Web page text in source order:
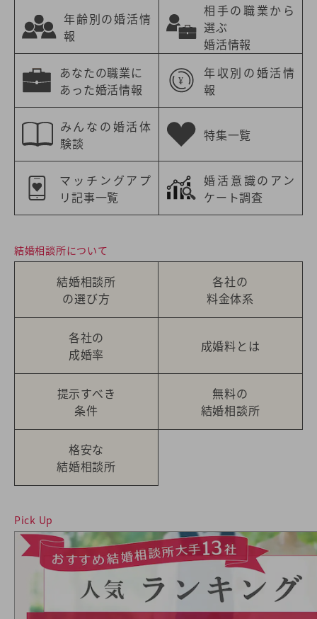
年齢別の婚活情
報
相手の職業から
選ぶ
婚活情報
あなたの職業に
あった婚活情報
年収別の婚活情
報
みんなの婚活体
験談
特集一覧
マッチングアプ
リ記事一覧
婚活意識のアン
ケート調査
結婚相談所について
結婚相談所
の選び方
各社の
料金体系
各社の
成婚率
成婚料とは
提示すべき
条件
無料の
結婚相談所
格安な
結婚相談所
Pick Up